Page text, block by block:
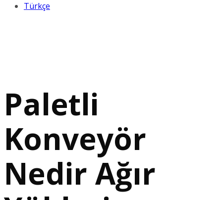
Türkçe
Paletli
Konveyör
Nedir Ağır